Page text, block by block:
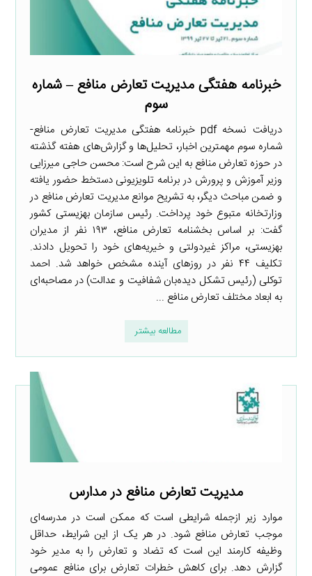
خبرنامه هفتگی مدیریت تعارض منافع – شماره
سوم
دریافت نسخه pdf خبرنامه هفتگی مدیریت تعارض منافع-
شماره سوم مهمترین اخبار، تحلیل‌ها و گزارش‌های هفته گذشته
در حوزه تعارض منافع به این شرح است: محسن حاجی میرزایی
وزیر آموزش و پرورش در برنامه تلویزیونی دستخط حضور یافته
و ضمن مباحث دیگر، به تشریح موانع مدیریت تعارض منافع در
وزارتخانه متبوع خود پرداخت. رئیس سازمان بهزیستی کشور
گفت: بر اساس بخشنامه تعارض منافع، ۱۹۳ نفر از مدیران
بهزیستی، مراکز غیردولتی و خیریه‌های خود را تحویل دادند.
تکلیف ۴۴ نفر در روزهای آینده مشخص خواهد شد. احمد
توکلی (رئیس تشکل دیده‌بان شفافیت و عدالت) در مصاحبه‌ای
به ابعاد مختلف تعارض منافع ...
مطالعه بیشتر
مدیریت تعارض منافع در مدارس
موارد زیر ازجمله شرایطی است که ممکن است در مدرسه‌ای
موجب تعارض منافع شود. در هر یک از این شرایط، حداقل
وظیفه کارمند این است که تضاد و تعارض را به مدیر خود
گزارش دهد. برای کاهش خطرات تعارض برای منافع عمومی